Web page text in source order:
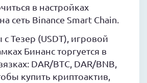
в настройках
сеть Binance Smart Chain.
Тезер (USDT), игровой
Бинанс торгуется в
DAR/BTC, DAR/BNB,
купить криптоактив,